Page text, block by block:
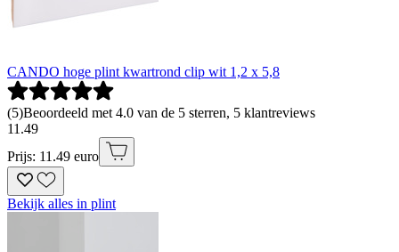
CANDO hoge plint kwartrond clip wit 1,2 x 5,8
(5)Beoordeeld met 4.0 van de 5 sterren, 5 klantreviews
11 .49
Prijs: 11.49 euro
Bekijk alles in plint